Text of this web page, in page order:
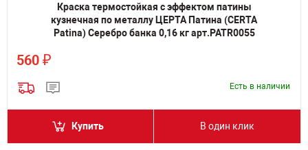
Краска термостойкая с эффектом патины
кузнечная по металлу ЦЕРТА Патина (CERTA
Patina) Серебро банка 0,16 кг арт.PATR0055
560 ₽
Есть в наличии
Купить В один клик